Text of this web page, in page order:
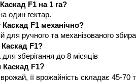
F1 на 1 га?
один гектар.
F1 механічно?
для ручного та механізованого
Каскад F1?
зберігання до 8 місяців
Каскад F1?
її врожайність складає 45-70